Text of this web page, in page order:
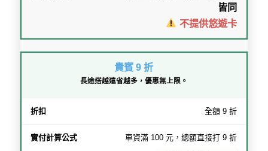
皆同
不提供悠遊卡
貴賓 9 折
長途搭越遠省越多，優惠無上限。
全額 9 折
車資滿 100 元，總額直接打 9 折